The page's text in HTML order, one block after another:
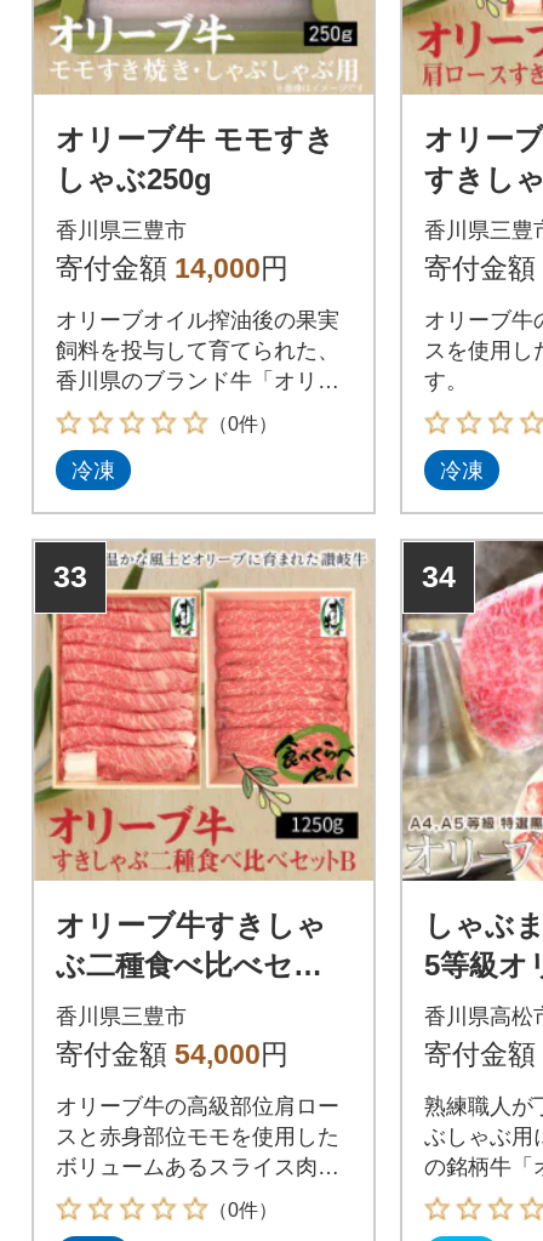
オリーブ牛 モモすき
しゃぶ250g
香川県三豊市
寄付金額 14,000円
オリーブオイル搾油後の果実
飼料を投与して育てられた、
香川県のブランド牛「オリー
ブ牛」です。
（0件）
冷凍
オリー
すきし
香川県三豊
寄付金額
オリーブ牛
スを使用し
す。
冷凍
33
オリーブ牛すきしゃ
ぶ二種食べ比べセッ
トB
香川県三豊市
寄付金額 54,000円
オリーブ牛の高級部位肩ロー
スと赤身部位モモを使用した
ボリュームあるスライス肉の
詰め合わせセットです。
（0件）
34
しゃぶ
5等級オ
赤身 し
人前 野
香川県高松
寄付金額
熟練職人が
ぶしゃぶ用
の銘柄牛「
沢にしゃぶ